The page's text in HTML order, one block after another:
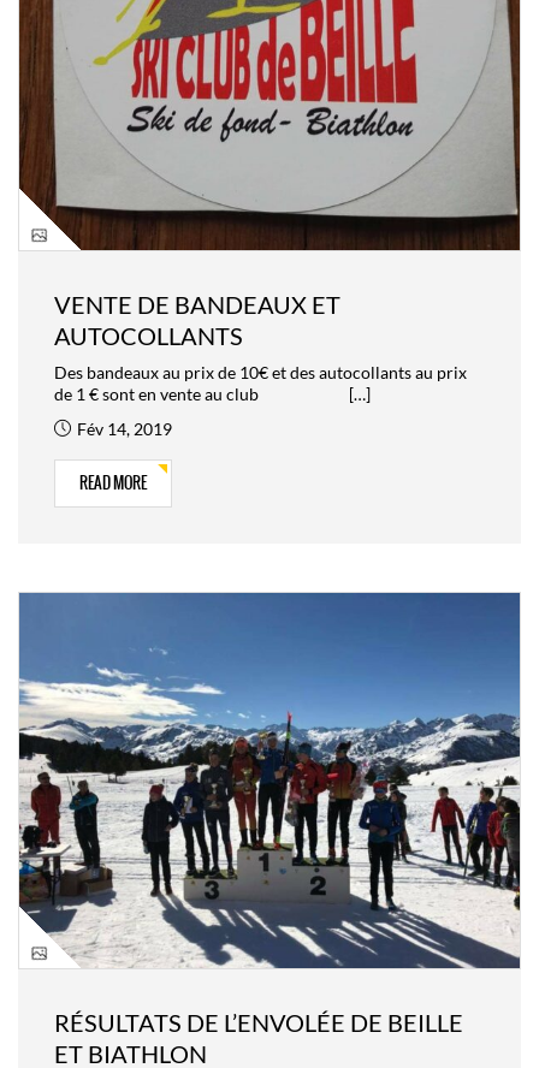
VENTE DE BANDEAUX ET
AUTOCOLLANTS
Des bandeaux au prix de 10€ et des autocollants au prix
de 1 € sont en vente au club […]
Fév 14, 2019
READ MORE
RÉSULTATS DE L’ENVOLÉE DE BEILLE
ET BIATHLON